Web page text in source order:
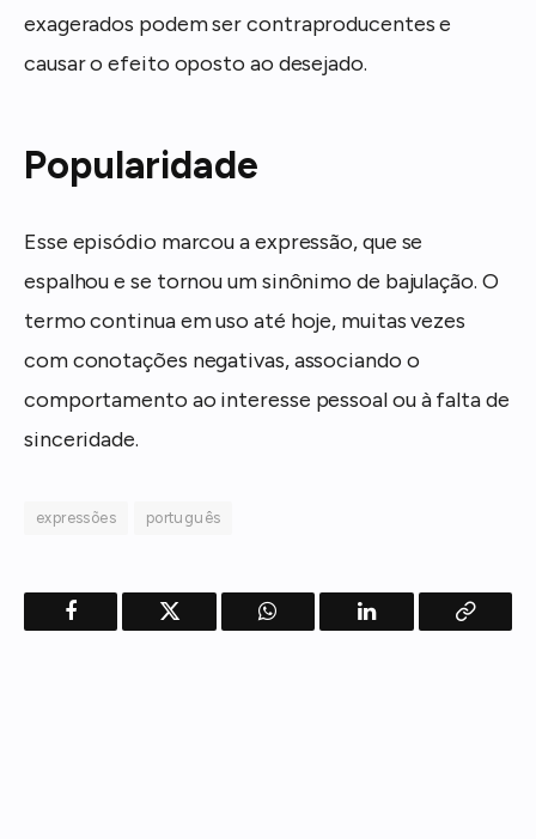
exagerados podem ser contraproducentes e
causar o efeito oposto ao desejado.
Popularidade
Esse episódio marcou a expressão, que se
espalhou e se tornou um sinônimo de bajulação. O
termo continua em uso até hoje, muitas vezes
com conotações negativas, associando o
comportamento ao interesse pessoal ou à falta de
sinceridade.
expressões português
Facebook Twitter WhatsApp LinkedIn
Copy